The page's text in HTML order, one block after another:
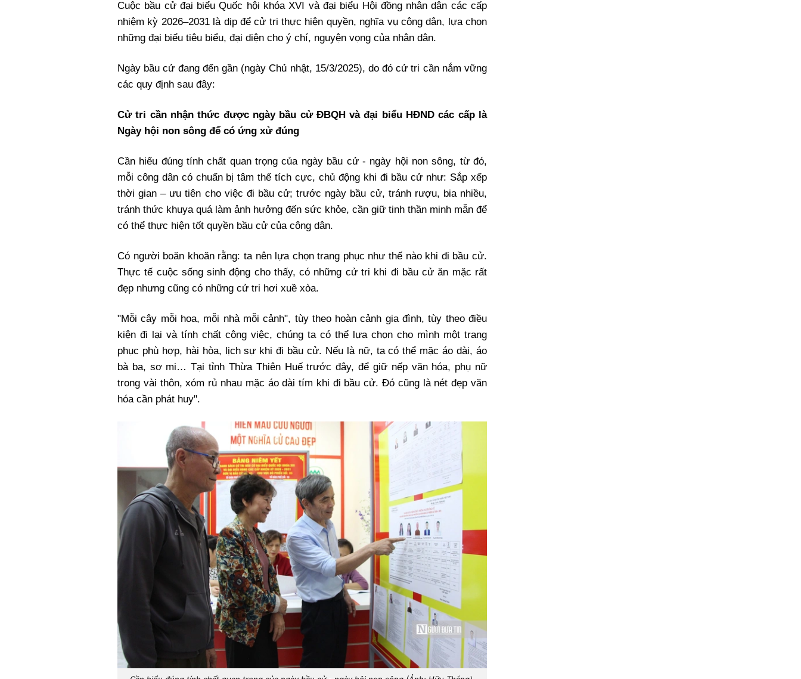
Xi nhan Trái Phải
Bạn đọc viết
Cuộc bầu cử đại biểu Quốc hội khóa XVI và đại biểu Hội đồng nhân dân các cấp
nhiệm kỳ 2026–2031 là dịp để cử tri thực hiện quyền, nghĩa vụ công dân, lựa chọn
những đại biểu tiêu biểu, đại diện cho ý chí, nguyện vọng của nhân dân.
Ngày bầu cử đang đến gần (ngày Chủ nhật, 15/3/2025), do đó cử tri cần nắm vững
các quy định sau đây:
Cử tri cần nhận thức được ngày bầu cử ĐBQH và đại biểu HĐND các cấp là
Ngày hội non sông để có ứng xử đúng
Cần hiểu đúng tính chất quan trọng của ngày bầu cử - ngày hội non sông, từ đó,
mỗi công dân có chuẩn bị tâm thế tích cực, chủ động khi đi bầu cử như: Sắp xếp
thời gian – ưu tiên cho việc đi bầu cử; trước ngày bầu cử, tránh rượu, bia nhiều,
tránh thức khuya quá làm ảnh hưởng đến sức khỏe, cần giữ tinh thần minh mẫn để
có thể thực hiện tốt quyền bầu cử của công dân.
Có người boăn khoăn rằng: ta nên lựa chọn trang phục như thế nào khi đi bầu cử.
Thực tế cuộc sống sinh động cho thấy, có những cử tri khi đi bầu cử ăn mặc rất
đẹp nhưng cũng có những cử tri hơi xuề xòa.
"Mỗi cây mỗi hoa, mỗi nhà mỗi cảnh", tùy theo hoàn cảnh gia đình, tùy theo điều
kiện đi lại và tính chất công việc, chúng ta có thể lựa chọn cho mình một trang
phục phù hợp, hài hòa, lịch sự khi đi bầu cử. Nếu là nữ, ta có thể mặc áo dài, áo
bà ba, sơ mi… Tại tỉnh Thừa Thiên Huế trước đây, để giữ nếp văn hóa, phụ nữ
trong vài thôn, xóm rủ nhau mặc áo dài tím khi đi bầu cử. Đó cũng là nét đẹp văn
hóa cần phát huy".